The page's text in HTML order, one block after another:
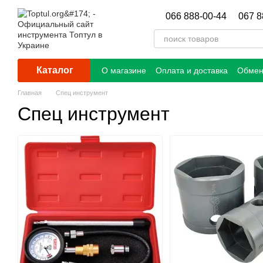
Перейти к основному контенту
066 888-00-44 067
Каталог О магазине Оплата и доставка Обмен
Главная Спец инструмент
Спец инструмент